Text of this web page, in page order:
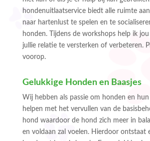
hondenuitlaatservice biedt alle ruimte
naar hartenlust te spelen en te
honden. Tijdens de workshops help ik
jullie relatie te versterken of verbeteren.
voorop.
Gelukkige Honden en Baasjes
Wij hebben als passie om honden en hun
helpen met het vervullen van de
hond waardoor de hond zich meer in
en voldaan zal voelen. Hierdoor ontstaat